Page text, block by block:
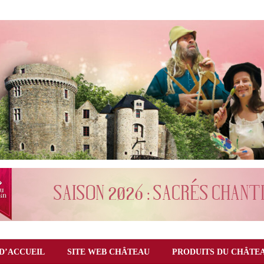
SITE WEB CHÂTEAU PRODUITS DU